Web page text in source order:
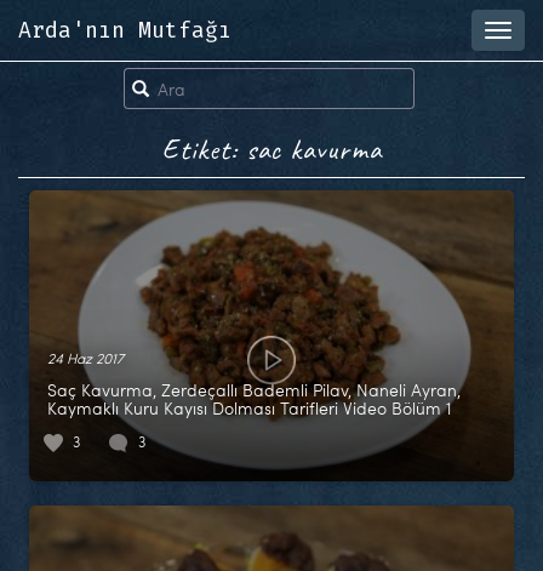
Arda'nın Mutfağı
Etiket: sac kavurma
24 Haz 2017
Saç Kavurma, Zerdeçallı Bademli Pilav, Naneli Ayran,
Kaymaklı Kuru Kayısı Dolması Tarifleri Video Bölüm 1
3 3